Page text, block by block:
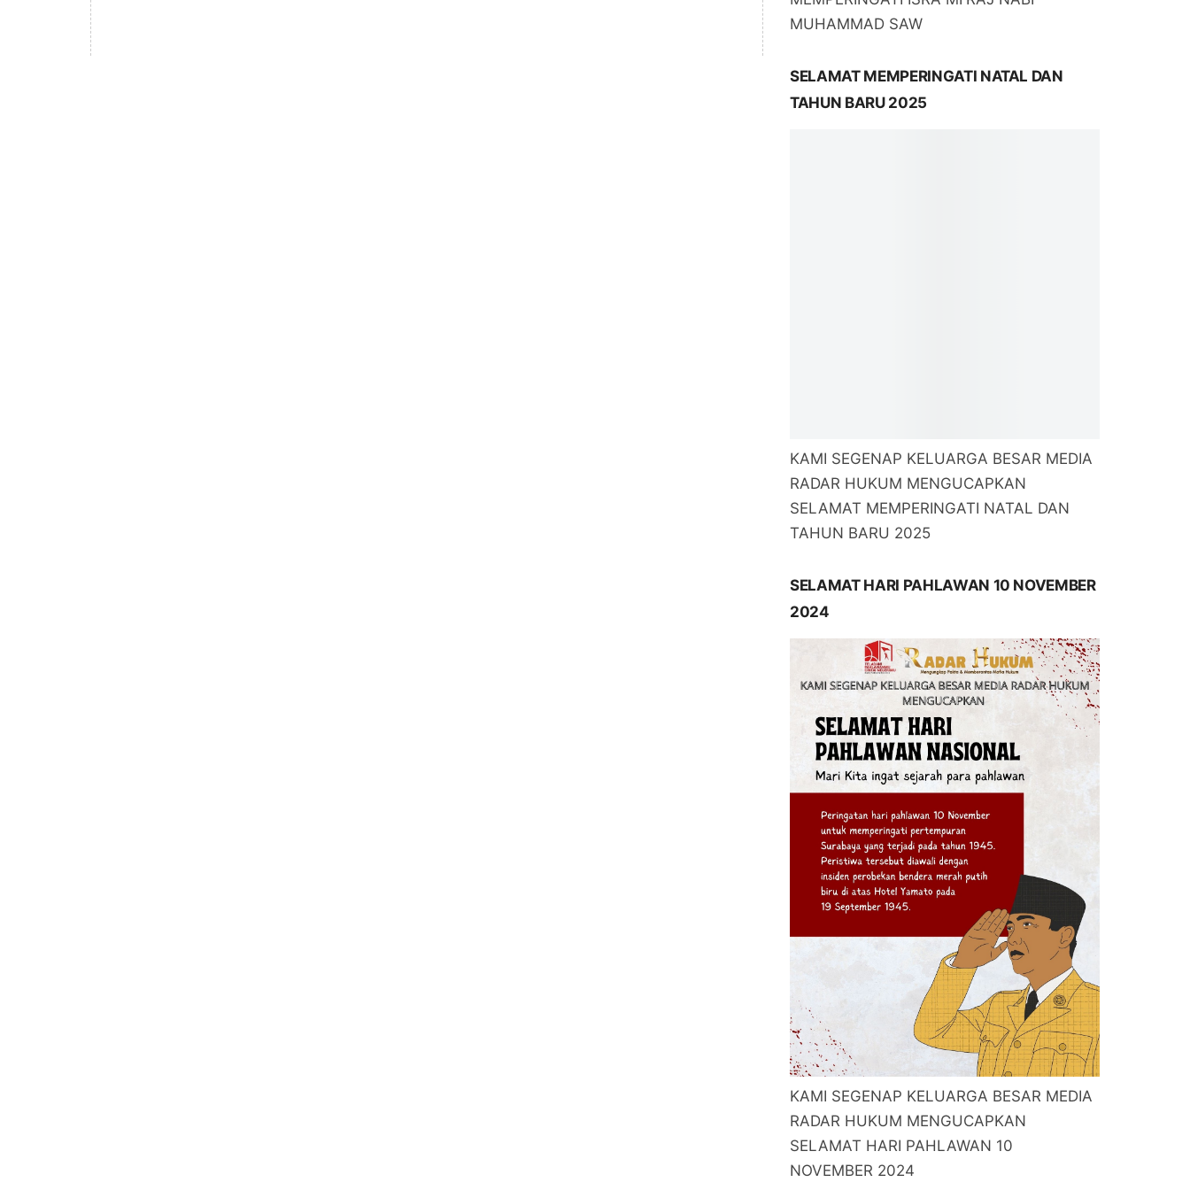
MUHAMMAD SAW
SELAMAT MEMPERINGATI NATAL DAN
TAHUN BARU 2025
KAMI SEGENAP KELUARGA BESAR MEDIA
RADAR HUKUM MENGUCAPKAN
SELAMAT MEMPERINGATI NATAL DAN
TAHUN BARU 2025
SELAMAT HARI PAHLAWAN 10 NOVEMBER
2024
KAMI SEGENAP KELUARGA BESAR MEDIA
RADAR HUKUM MENGUCAPKAN
SELAMAT HARI PAHLAWAN 10
NOVEMBER 2024